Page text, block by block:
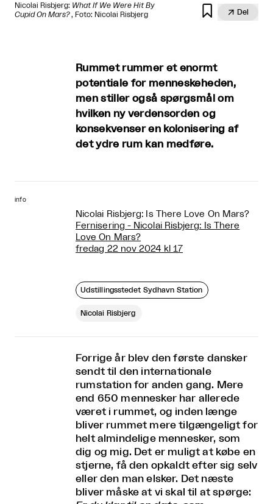
Nicolai Risbjerg: What If We Were Hit By
Cupid On Mars?, Foto: Nicolai Risbjerg   Del
Rummet rummer et enormt
potentiale for menneskeheden,
men stiller også spørgsmål om
hvilken ny verdensorden og
konsekvenser en kolonisering af
det ydre rum kan medføre.
info
Nicolai Risbjerg: Is There Love On Mars?
Fernisering - Nicolai Risbjerg: Is There
Love On Mars?
fredag 22 nov 2024 kl 17
Udstillingsstedet Sydhavn Station
Nicolai Risbjerg
Forrige år blev den første dansker
sendt til den internationale
rumstation for anden gang. Mere
end 650 mennesker har allerede
været i rummet, og inden længe
bliver rummet mere tilgængeligt for
helt almindelige mennesker, som
dig og mig. Det er muligt at købe en
stjerne, få den opkaldt efter sig selv
eller den man elsker. Det næste
bliver måske at vi skal til at spørge: